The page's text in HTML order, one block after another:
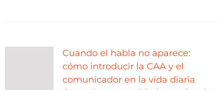
Cuando el habla no aparece:
cómo introducir la CAA y el
comunicador en la vida diaria